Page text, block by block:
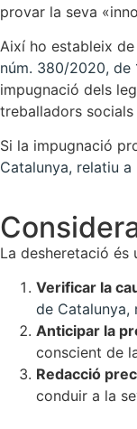
provar la seva
Així ho estableix
núm. 380/2020, de
impugnació dels
treballadors
Si la impugnació
Catalunya, relatiu a
La desheretació és
Verificar la
de Catalunya,
Anticipar la
conscient de
Redacció
conduir a la